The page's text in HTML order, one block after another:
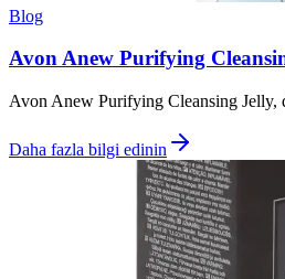
Blog
Avon Anew Purifying
Avon Anew Purifying Cleansing Jelly,
Daha fazla bilgi edinin